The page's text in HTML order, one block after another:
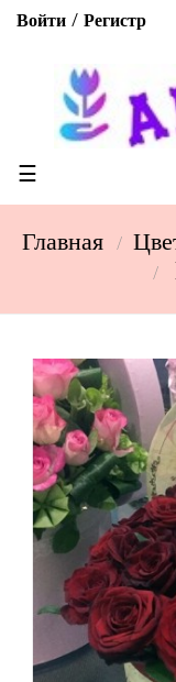
Войти Регистр
Toggle
☰
Главная